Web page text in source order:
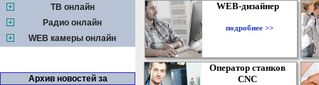
ТВ онлайн
Радио онлайн
WEB камеры онлайн
Архив новостей за
WEB-дизайнер
подробнее >>
Оператор станков
CNC